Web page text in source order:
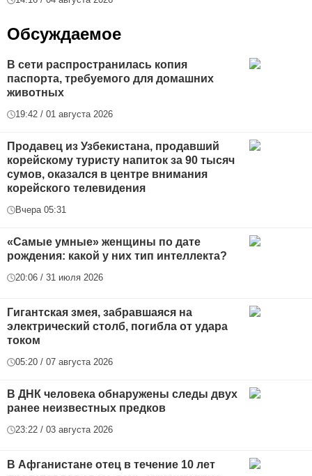
Обсуждаемое
В сети распространилась копия
паспорта, требуемого для домашних
животных
19:42 / 01 августа 2026
Продавец из Узбекистана, продавший
корейскому туристу напиток за 90 тысяч
сумов, оказался в центре внимания
корейского телевидения
Вчера 05:31
«Самые умные» женщины по дате
рождения: какой у них тип интеллекта?
20:06 / 31 июля 2026
Гигантская змея, забравшаяся на
электрический столб, погибла от удара
током
05:20 / 07 августа 2026
В ДНК человека обнаружены следы двух
ранее неизвестных предков
23:22 / 03 августа 2026
В Афганистане отец в течение 10 лет